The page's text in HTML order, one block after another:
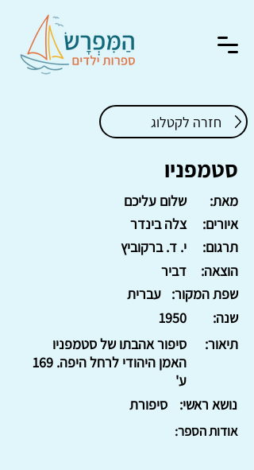
חזרה לקטלוג
סטמפניו
שלום עליכם
מאת:
צלה בינדר
איורים:
י. ד. ברקוביץ
תרגום:
דביר
הוצאה:
עברית
שפת המקור:
1950
שנה:
סיפור אהבתו של סטמפניו
האמן היהודי לרחל היפה. 169
ע'
תיאור:
סיפורת נושא ראשי:
אודות הספר: